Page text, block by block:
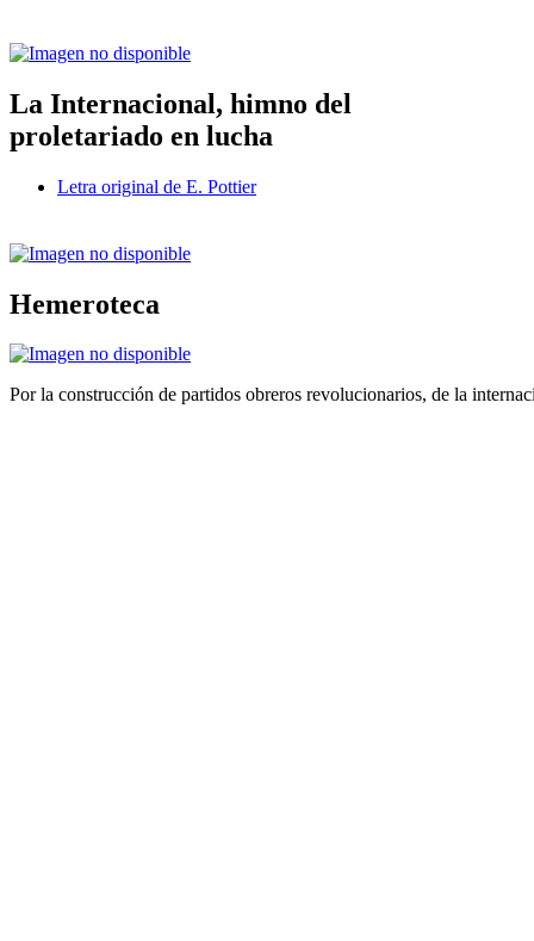
La Internacional, himno del
proletariado en lucha
Letra original de E. Pottier
Hemeroteca
Por la construcción de partidos obreros revolucionarios, de la